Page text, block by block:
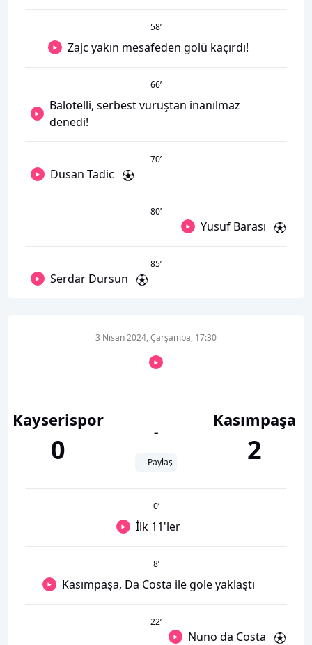
58’
Zajc yakın mesafeden golü kaçırdı!
66’
Balotelli, serbest vuruştan inanılmaz
denedi!
70’
Dusan Tadic
80’
Yusuf Barası
85’
Serdar Dursun
Kayserispor
0
3 Nisan 2024, Çarşamba, 17:30
-
Paylaş
Kasımpaşa
2
0’
İlk 11'ler
8’
Kasımpaşa, Da Costa ile gole yaklaştı
22’
Nuno da Costa